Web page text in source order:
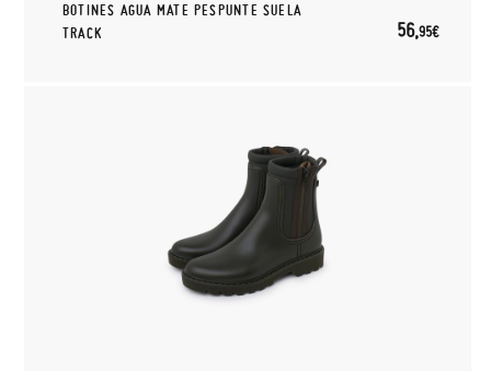
BOTINES AGUA MATE PESPUNTE SUELA
TRACK
56,95€